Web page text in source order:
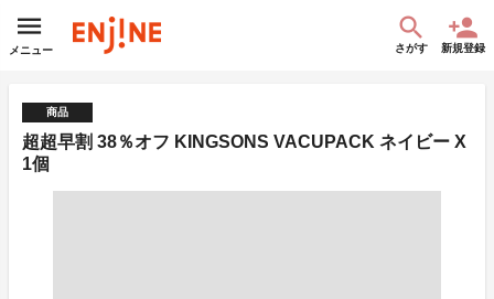
メニュー さがす 新規登録
商品
超超早割 38％オフ KINGSONS VACUPACK ネイビー X
1個